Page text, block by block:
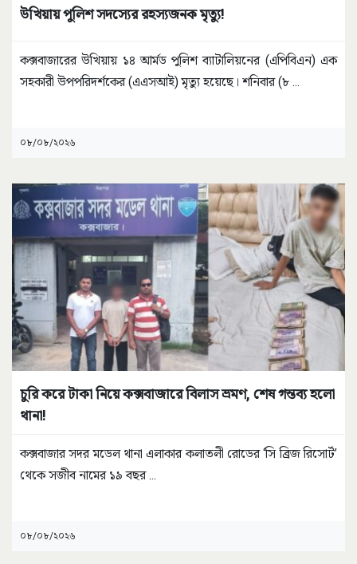
উখিয়ায় পুলিশ সদস্যের রহস্যজনক মৃত্যু!
কক্সবাজারের উখিয়ায় ১৪ আর্মড পুলিশ ব্যাটালিয়নের (এপিবিএন) এক
সহকারী উপপরিদর্শকের (এএসআই) মৃত্যু হয়েছে। শনিবার (৮ ...
০৮/০৮/২০২৬
চুরি করে টাকা নিয়ে কক্সবাজারে বিলাস ভ্রমণ, শেষ গন্তব্য হলো
থানা!
কক্সবাজার সদর মডেল থানা এলাকার কলাতলী রোডের ‘সি ব্রিজ রিসোর্ট’
থেকে সজীব নামের ১৯ বছর ...
০৮/০৮/২০২৬